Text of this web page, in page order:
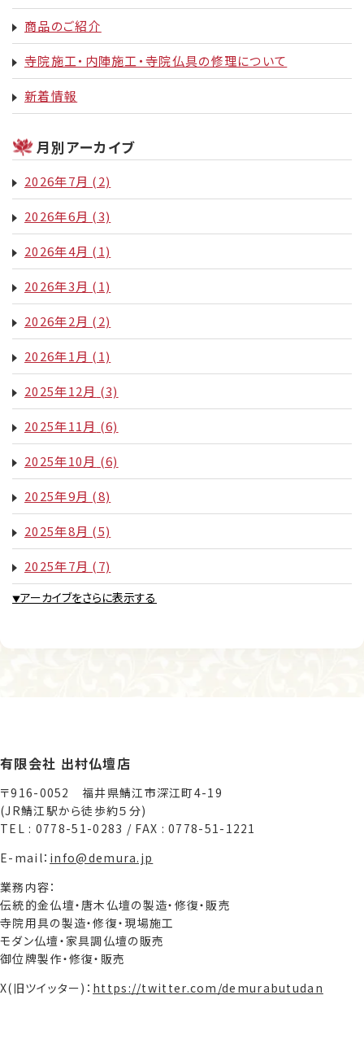
商品のご紹介
寺院施工・内陣施工・寺院仏具の修理について
新着情報
月別アーカイブ
2026年7月 (2)
2026年6月 (3)
2026年4月 (1)
2026年3月 (1)
2026年2月 (2)
2026年1月 (1)
2025年12月 (3)
2025年11月 (6)
2025年10月 (6)
2025年9月 (8)
2025年8月 (5)
2025年7月 (7)
▼アーカイブをさらに表示する
有限会社 出村仏壇店
〒916-0052 福井県鯖江市深江町4-19
(JR鯖江駅から徒歩約５分)
TEL : 0778-51-0283 / FAX : 0778-51-1221
E-mail： info@demura.jp
業務内容：
伝統的金仏壇・唐木仏壇の製造・修復・販売
寺院用具の製造・修復・現場施工
モダン仏壇・家具調仏壇の販売
御位牌製作・修復・販売
X(旧ツイッター)： https://twitter.com/demurabutudan